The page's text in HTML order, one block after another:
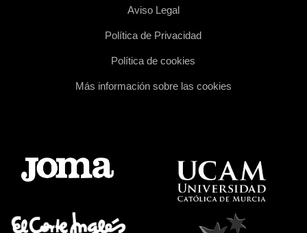
Aviso Legal
Política de Privacidad
Política de cookies
Más información sobre las cookies